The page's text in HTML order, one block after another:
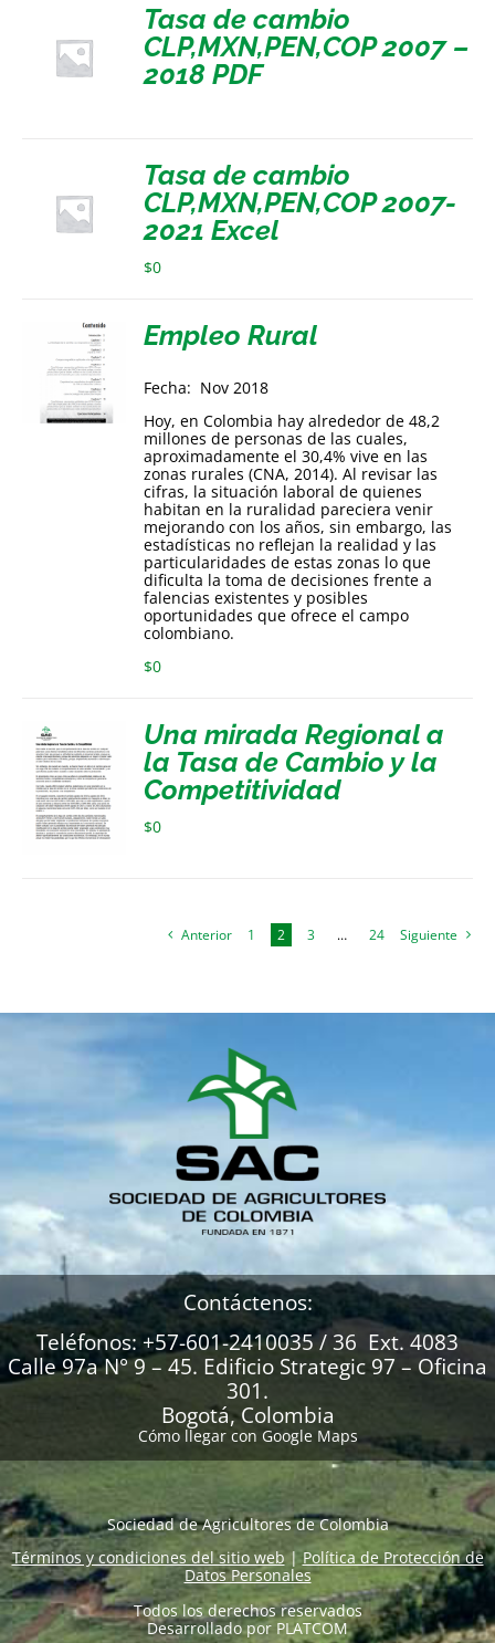
Tasa de cambio
CLP,MXN,PEN,COP 2007 –
2018 PDF
Tasa de cambio
CLP,MXN,PEN,COP 2007-
2021 Excel
$0
Empleo Rural
Fecha: Nov 2018
Hoy, en Colombia hay alrededor de 48,2
millones de personas de las cuales,
aproximadamente el 30,4% vive en las
zonas rurales (CNA, 2014). Al revisar las
cifras, la situación laboral de quienes
habitan en la ruralidad pareciera venir
mejorando con los años, sin embargo, las
estadísticas no reflejan la realidad y las
particularidades de estas zonas lo que
dificulta la toma de decisiones frente a
falencias existentes y posibles
oportunidades que ofrece el campo
colombiano.
$0
Una mirada Regional a
la Tasa de Cambio y la
Competitividad
$0
Anterior 1 2 3 … 24 Siguiente
Contáctenos:
Teléfonos: +57-601-2410035 / 36 Ext. 4083
Calle 97a N° 9 – 45. Edificio Strategic 97 – Oficina
301.
Bogotá, Colombia
Cómo llegar con Google Maps
Sociedad de Agricultores de Colombia
Términos y condiciones del sitio web|Política de Protección de
Datos Personales
Todos los derechos reservados
Desarrollado por PLATCOM